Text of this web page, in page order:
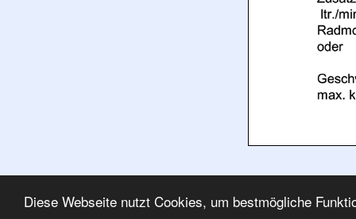
Diese Webseite nutzt Cookies, um bestmögliche